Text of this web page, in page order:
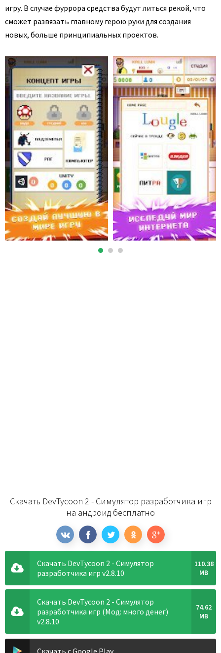
игру. В случае фуррора средства будут литься рекой, что
сможет развязать главному герою руки для создания
новых, больше принципиальных проектов.
Скачать DevTycoon 2 - Симулятор разработчика игр
на андроид бесплатно
Скачать DevTycoon 2 - Симулятор
разработчика игр v2.8.10
110.38
MB
Скачать DevTycoon 2 - Симулятор
разработчика игр (Мод: много денег)
v2.8.10
74.62
MB
Скачать с Google Play